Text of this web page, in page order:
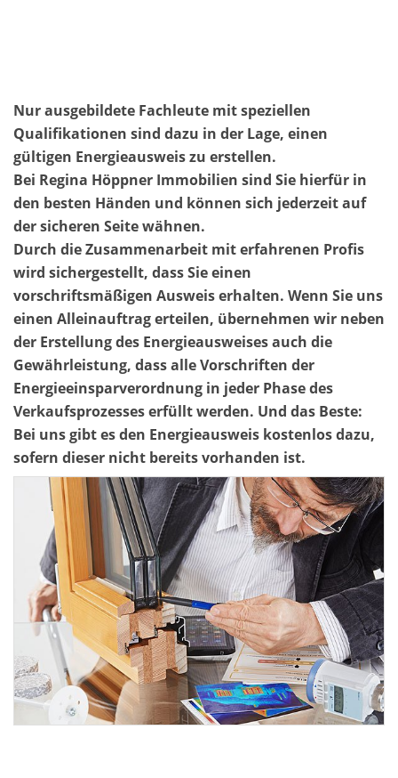
Nur ausgebildete Fachleute mit speziellen
Qualifikationen sind dazu in der Lage, einen
gültigen Energieausweis zu erstellen.
Bei Regina Höppner Immobilien sind Sie hierfür in
den besten Händen und können sich jederzeit auf
der sicheren Seite wähnen.
Durch die Zusammenarbeit mit erfahrenen Profis
wird sichergestellt, dass Sie einen
vorschriftsmäßigen Ausweis erhalten. Wenn Sie uns
einen Alleinauftrag erteilen, übernehmen wir neben
der Erstellung des Energieausweises auch die
Gewährleistung, dass alle Vorschriften der
Energieeinsparverordnung in jeder Phase des
Verkaufsprozesses erfüllt werden. Und das Beste:
Bei uns gibt es den Energieausweis kostenlos dazu,
sofern dieser nicht bereits vorhanden ist.